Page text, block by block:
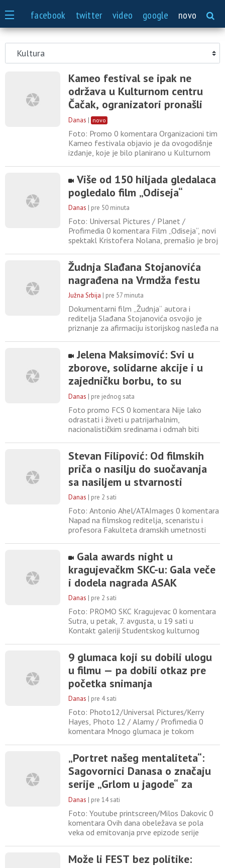
facebook twitter video google novo
Kameo festival se ipak ne
održava u Kulturnom centru
Čačak, ogranizatori pronašli
novi prostor
Danas | novo
Foto: Promo 0 komentara Organizacioni tim
Kameo festivala objavio je da ovogodišnje
izdanje, koje je bilo planirano u Kulturnom
uoči početka Kameo festivala obavešteni da
realizacija programa u Kulturnom centru nije
moguća zbog tehničkih razloga. Ističu da
dosadašnju saradnju
Više od 150 hiljada gledalaca
pogledalo film „Odiseja“
Danas | pre 50 minuta
Foto: Universal Pictures / Planet /
Profimedia 0 komentara Film „Odiseja“, novi
spektakl Kristofera Nolana, premašio je broj
potvrđujući status jednog od najznačajnijih
bioskopskih događaja godine. Veliko
interesovanje publike dovelo je i do
produžetka prikazivanja u IMAX formatu,
nakon što je film postavio
Žudnja Slađana Stojanovića
nagrađena na Vrmdža festu
Južna Srbija | pre 57 minuta
Dokumentarni film „Žudnja“ autora i
reditelja Slađana Stojanovića osvojio je
priznanje za afirmaciju istorijskog nasleđa na
narodnom običaju za Đurđevdan u starom
Vranju, poznatom kao „mantafe“. Kako
navodi autor, ovaj običaj izgovaranja
„mantafa“ danas je izgubljen,
Jelena Maksimović: Svi u
zborove, solidarne akcije i u
zajedničku borbu, to su
metode da se promeni sistem
Danas | pre jednog sata
Foto promo FCS 0 komentara Nije lako
odrastati i živeti u patrijarhalnim,
nacionalističkim sredinama i odmah biti
moguće da jedna heterogena skupina vodi
istu borbu i menja društvo. Na nama je da se
izborimo da naše ideje budu glasnije – kaže
za Danas rediteljka
Stevan Filipović: Od filmskih
priča o nasilju do suočavanja
sa nasiljem u stvarnosti
Danas | pre 2 sati
Foto: Antonio Ahel/ATAImages 0 komentara
Napad na filmskog reditelja, scenaristu i
profesora Fakulteta dramskih umetnosti
ponovo je skrenuo pažnju javnosti na jednog
od najangažovanijih autora domaće filmske
scene. Stevan Filipović je saopštio da ga je
napala grupa
Gala awards night u
kragujevačkm SKC-u: Gala veče
i dodela nagrada ASAK
Danas | pre 2 sati
Foto: PROMO SKC Kragujevac 0 komentara
Sutra, u petak, 7. avgusta, u 19 sati u
Kontakt galeriji Studentskog kulturnog
Udruženje studenata Afrike, Kragujevac
poziva na ekskluzivno gala veče, najavljuju
organizatori iz SKC-a . – Pridružite nam se i
svojim prisustvom uveličajte
9 glumaca koji su dobili ulogu
u filmu — pa dobili otkaz pre
početka snimanja
Danas | pre 4 sati
Foto: Photo12/Universal Pictures/Kerry
Hayes, Photo 12 / Alamy / Profimedia 0
komentara Mnogo glumaca je tokom
neprijatno u tome da izgubite posao pre
nego što ste uopšte dobili priliku da radite
ono za šta ste angažovani. Pretprodukcija je
dug proces koji obuhvata izbor
„Portret našeg mentaliteta“:
Sagovornici Danasa o značaju
serije „Grlom u jagode“ za
srpsku i jugoslovensku
popularnu kulturu
Danas | pre 14 sati
Foto: Youtube printscreen/Milos Dakovic 0
komentara Ovih dana obeležava se pola
veka od emitovanja prve epizode serije
uticaj serije „ Grlom u jagode“ na popularnu
Može li FEST bez politike: